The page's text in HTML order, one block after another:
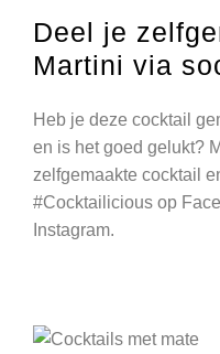
Deel je
Martini via
Heb je deze cocktail
en is het goed gelukt?
zelfgemaakte cocktail
#Cocktailicious op
Instagram.